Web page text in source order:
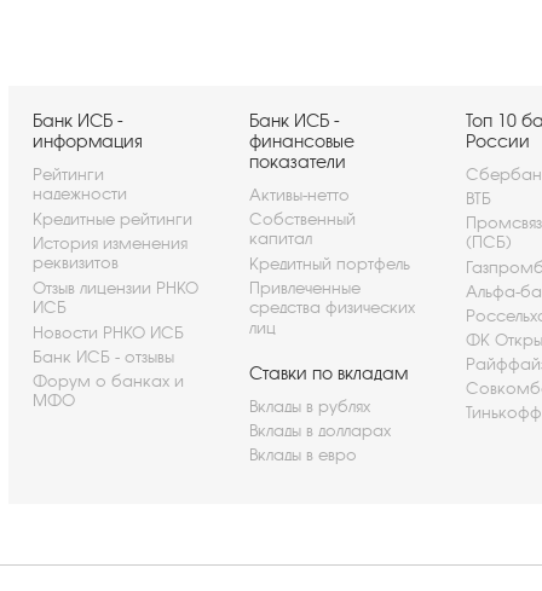
Банк ИСБ -
информация
Рейтинги
надежности
Кредитные рейтинги
История изменения
реквизитов
Отзыв лицензии РНКО
ИСБ
Новости РНКО ИСБ
Банк ИСБ - отзывы
Форум о банках и
МФО
Банк ИСБ -
финансовые
показатели
Активы-нетто
Собственный
капитал
Кредитный портфель
Привлеченные
средства физических
лиц
Ставки по вкладам
Вклады в рублях
Вклады в долларах
Вклады в евро
Топ 10
России
ВТБ
(ПСБ)
Альфа-
ФК